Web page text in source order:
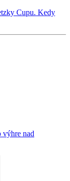
Cupu. Kedy
nad